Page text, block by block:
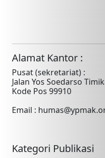
Alamat Kantor :
Pusat (sekretariat) :
Jalan Yos Soedarso
Kode Pos 99910
Email :
Kategori Publikasi